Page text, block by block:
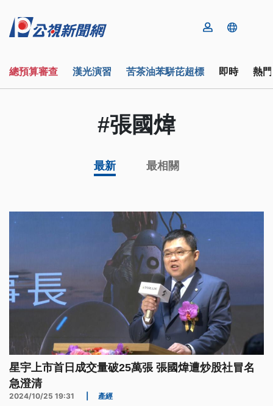
總預算審查 漢光演習 苦茶油苯駢芘超標 即時 熱
#張國煒
最新 最相關
星宇上市首日成交量破25萬張 張國煒遭炒股社冒名
急澄清
2024/10/25 19:31 產經